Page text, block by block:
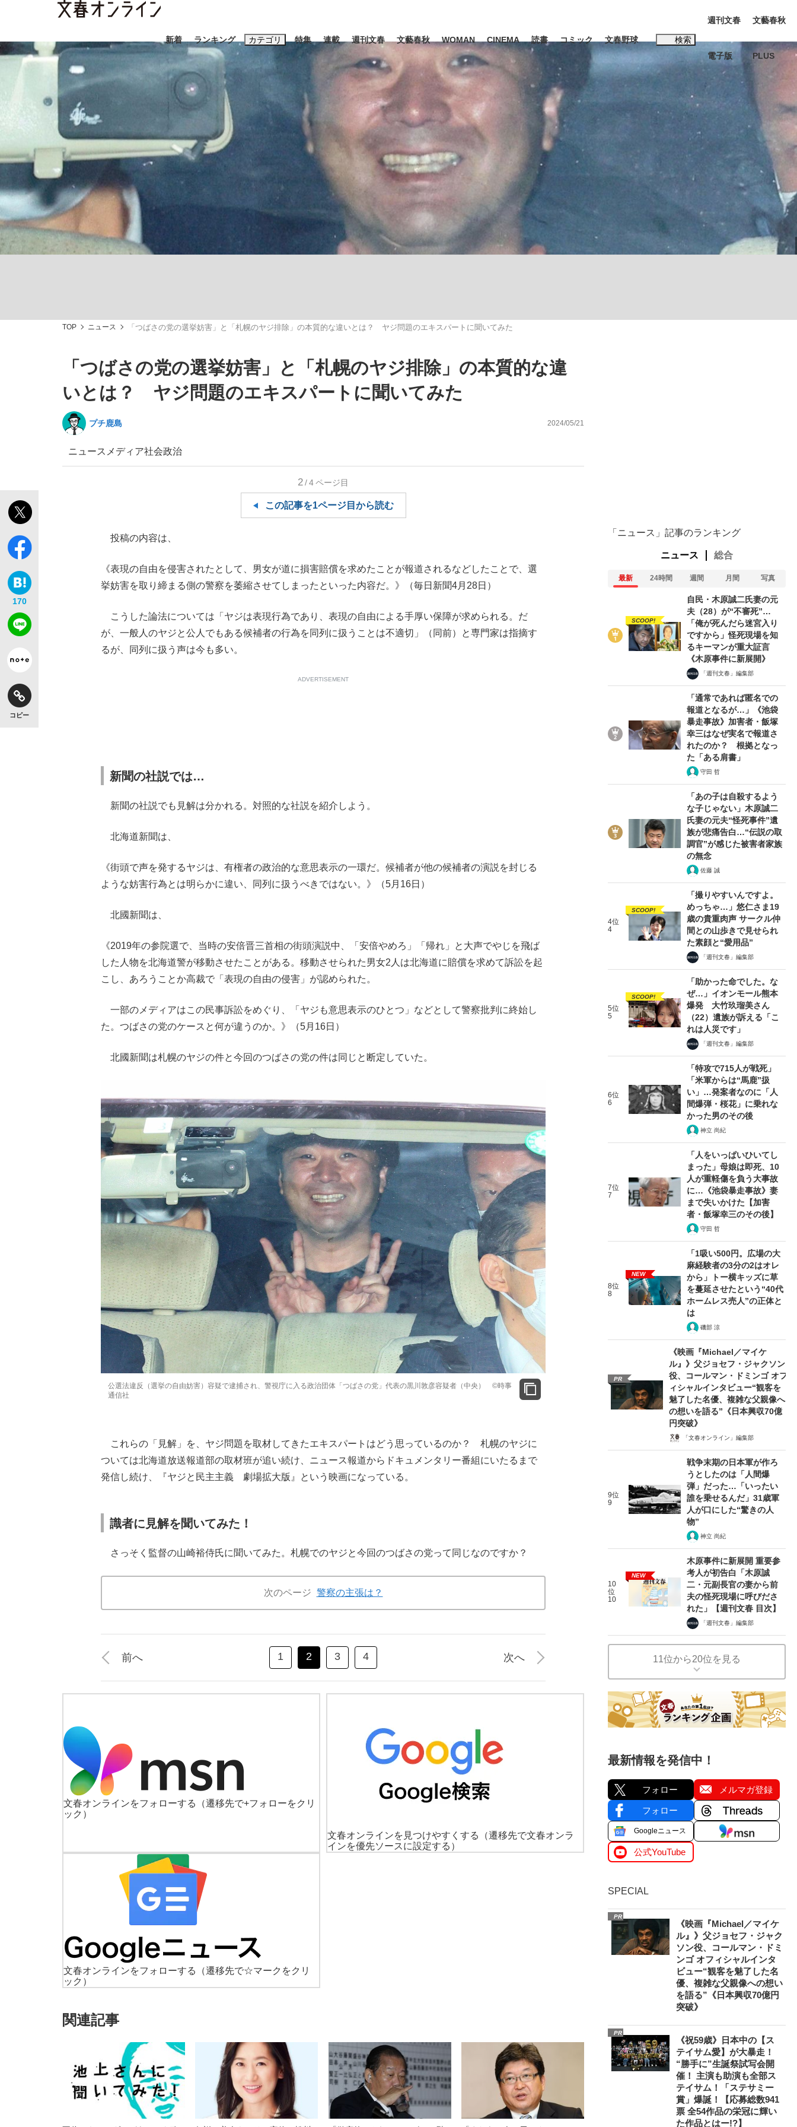
新着 ランキング カテゴリ
スクープ ニュース エンタメ ライフ ビジネス インタビュー
「90%は失敗する。でも…」本田圭佑が初めて明かした日本代表監督に... 「最悪の空気のまま解散」WBC日本代表“敗戦”の真実 選手が明かす...
「敗因分析は一切聞かれなかった」侍ジャパン選手が証言した“NPB聞... 「クマが悪者扱いされているのが悲しい」『北の国から』倉本聰氏（91...
「目標達成できなかったからと言って…」サッカー日本代表・森保一監督...
特集
終戦から81年
観る将棋、読む将棋
キングの誕生を、目撃せよ。
the Style
連載 週刊文春 文藝春秋 WOMAN CINEMA 読書 コミック 文春野球 検索
キーワード入力
おすすめのキーワードタグ一覧
#三山凌輝 #高市早苗 #後藤真希 #森岡毅 #城彰二 #内田有紀
#松田聖子
#玉木雄一郎
週刊文春
電子版
文藝春秋
PLUS
TOP ニュース 「つばさの党の選挙妨害」と「札幌のヤジ排除」の本質的な違いとは？ ヤジ問題のエキスパートに聞いてみた
「つばさの党の選挙妨害」と「札幌のヤジ排除」の本質的な違
いとは？ ヤジ問題のエキスパートに聞いてみた
プチ鹿島 2024/05/21
ニュース メディア社会政治
170
コピー
2/4ページ目
この記事を1ページ目から読む
投稿の内容は、
《表現の自由を侵害されたとして、男女が道に損害賠償を求めたことが報道されるなどしたことで、選
挙妨害を取り締まる側の警察を萎縮させてしまったといった内容だ。》（毎日新聞4月28日）
こうした論法については「ヤジは表現行為であり、表現の自由による手厚い保障が求められる。だ
が、一般人のヤジと公人でもある候補者の行為を同列に扱うことは不適切」（同前）と専門家は指摘す
るが、同列に扱う声は今も多い。
ADVERTISEMENT
新聞の社説では…
新聞の社説でも見解は分かれる。対照的な社説を紹介しよう。
北海道新聞は、
《街頭で声を発するヤジは、有権者の政治的な意思表示の一環だ。候補者が他の候補者の演説を封じる
ような妨害行為とは明らかに違い、同列に扱うべきではない。》（5月16日）
北國新聞は、
《2019年の参院選で、当時の安倍晋三首相の街頭演説中、「安倍やめろ」「帰れ」と大声でやじを飛ば
した人物を北海道警が移動させたことがある。移動させられた男女2人は北海道に賠償を求めて訴訟を起
こし、あろうことか高裁で「表現の自由の侵害」が認められた。
一部のメディアはこの民事訴訟をめぐり、「ヤジも意思表示のひとつ」などとして警察批判に終始し
た。つばさの党のケースと何が違うのか。》（5月16日）
北國新聞は札幌のヤジの件と今回のつばさの党の件は同じと断定していた。
公選法違反（選挙の自由妨害）容疑で逮捕され、警視庁に入る政治団体「つばさの党」代表の黒川敦彦容疑者（中央） ©時事
通信社
これらの「見解」を、ヤジ問題を取材してきたエキスパートはどう思っているのか？ 札幌のヤジに
ついては北海道放送報道部の取材班が追い続け、ニュース報道からドキュメンタリー番組にいたるまで
発信し続け、『ヤジと民主主義 劇場拡大版』という映画になっている。
識者に見解を聞いてみた！
さっそく監督の山崎裕侍氏に聞いてみた。札幌でのヤジと今回のつばさの党って同じなのですか？
次のページ 警察の主張は？
前へ 1 2 3 4 次へ
文春オンラインをフォローする
（遷移先で+フォローをクリ
ック）
文春オンラインを見つけやすくする
（遷移先で文春オンラ
インを優先ソースに設定する）
文春オンラインをフォローする
（遷移先で☆マークをクリ
ック）
関連記事
「ニュース」記事のランキング
ニュース 総合
最新 24時間 週間 月間 写真
SCOOP!
自民・木原誠二氏妻の元
夫（28）が“不審死”…
「俺が死んだら迷宮入り
ですから」怪死現場を知
るキーマンが重大証言
《木原事件に新展開》
「週刊文春」編集部
「通常であれば匿名での
報道となるが…」《池袋
暴走事故》加害者・飯塚
幸三はなぜ実名で報道さ
れたのか？ 根拠となっ
た「ある肩書」
守田 哲
「あの子は自殺するよう
な子じゃない」木原誠二
氏妻の元夫“怪死事件”遺
族が悲痛告白…“伝説の取
調官”が感じた被害者家族
の無念
佐藤 誠
4位
4
SCOOP!
「撮りやすいんですよ。
めっちゃ…」悠仁さま19
歳の貴重肉声 サークル仲
間との山歩きで見せられ
た素顔と“愛用品”
「週刊文春」編集部
5位
5
SCOOP!
「助かった命でした。な
ぜ…」イオンモール熊本
爆発 大竹玖瑠美さん
（22）遺族が訴える「こ
れは人災です」
「週刊文春」編集部
6位
6
「特攻で715人が戦死」
「米軍からは“馬鹿”扱
い」…発案者なのに「人
間爆弾・桜花」に乗れな
かった男のその後
神立 尚紀
7位
7
「人をいっぱいひいてし
まった」母娘は即死、10
人が重軽傷を負う大事故
に…《池袋暴走事故》妻
まで失いかけた【加害
者・飯塚幸三のその後】
守田 哲
8位
8
NEW
「1吸い500円。広場の大
麻経験者の3分の2はオレ
から」トー横キッズに草
を蔓延させたという“40代
ホームレス売人”の正体と
は
磯部 涼
PR
《映画『Michael／マイケ
ル』》父ジョセフ・ジャクソン
役、コールマン・ドミンゴ オフ
ィシャルインタビュー“観客を
魅了した名優、複雑な父親像へ
の想いを語る”《日本興収70億
円突破》
「文春オンライン」編集部
9位
9
戦争末期の日本軍が作ろ
うとしたのは「人間爆
弾」だった…「いったい
誰を乗せるんだ」31歳軍
人が口にした“驚きの人
物”
神立 尚紀
10
位
10
NEW
木原事件に新展開 重要参
考人が初告白「木原誠
二・元副長官の妻から前
夫の怪死現場に呼びださ
れた」【週刊文春 目次】
「週刊文春」編集部
11位から20位を見る
最新情報を発信中！
フォロー メルマガ登録
フォロー
Googleニュース
公式YouTube
SPECIAL
PR
《映画『Michael／マイケ
ル』》父ジョセフ・ジャク
ソン役、コールマン・ドミ
ンゴ オフィシャルインタ
ビュー“観客を魅了した名
優、複雑な父親像への想い
を語る”《日本興収70億円
突破》
PR
《祝59歳》日本中の【ス
テイサム愛】が大暴走！
“勝手に”生誕祭試写会開
催！ 主演も助演も全部ス
テイサム！「ステサミー
賞」爆誕！【応募総数941
票 全54作品の栄冠に輝い
た作品とはー!?】